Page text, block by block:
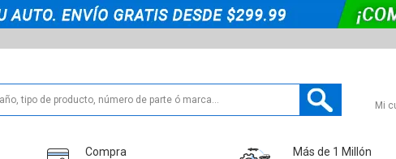
Mi
Compra
Más de 1 Millón